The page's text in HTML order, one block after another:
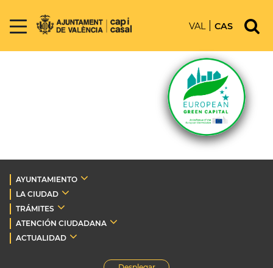
VAL CAS
AYUNTAMIENTO
LA CIUDAD
TRÁMITES
ATENCIÓN CIUDADANA
ACTUALIDAD